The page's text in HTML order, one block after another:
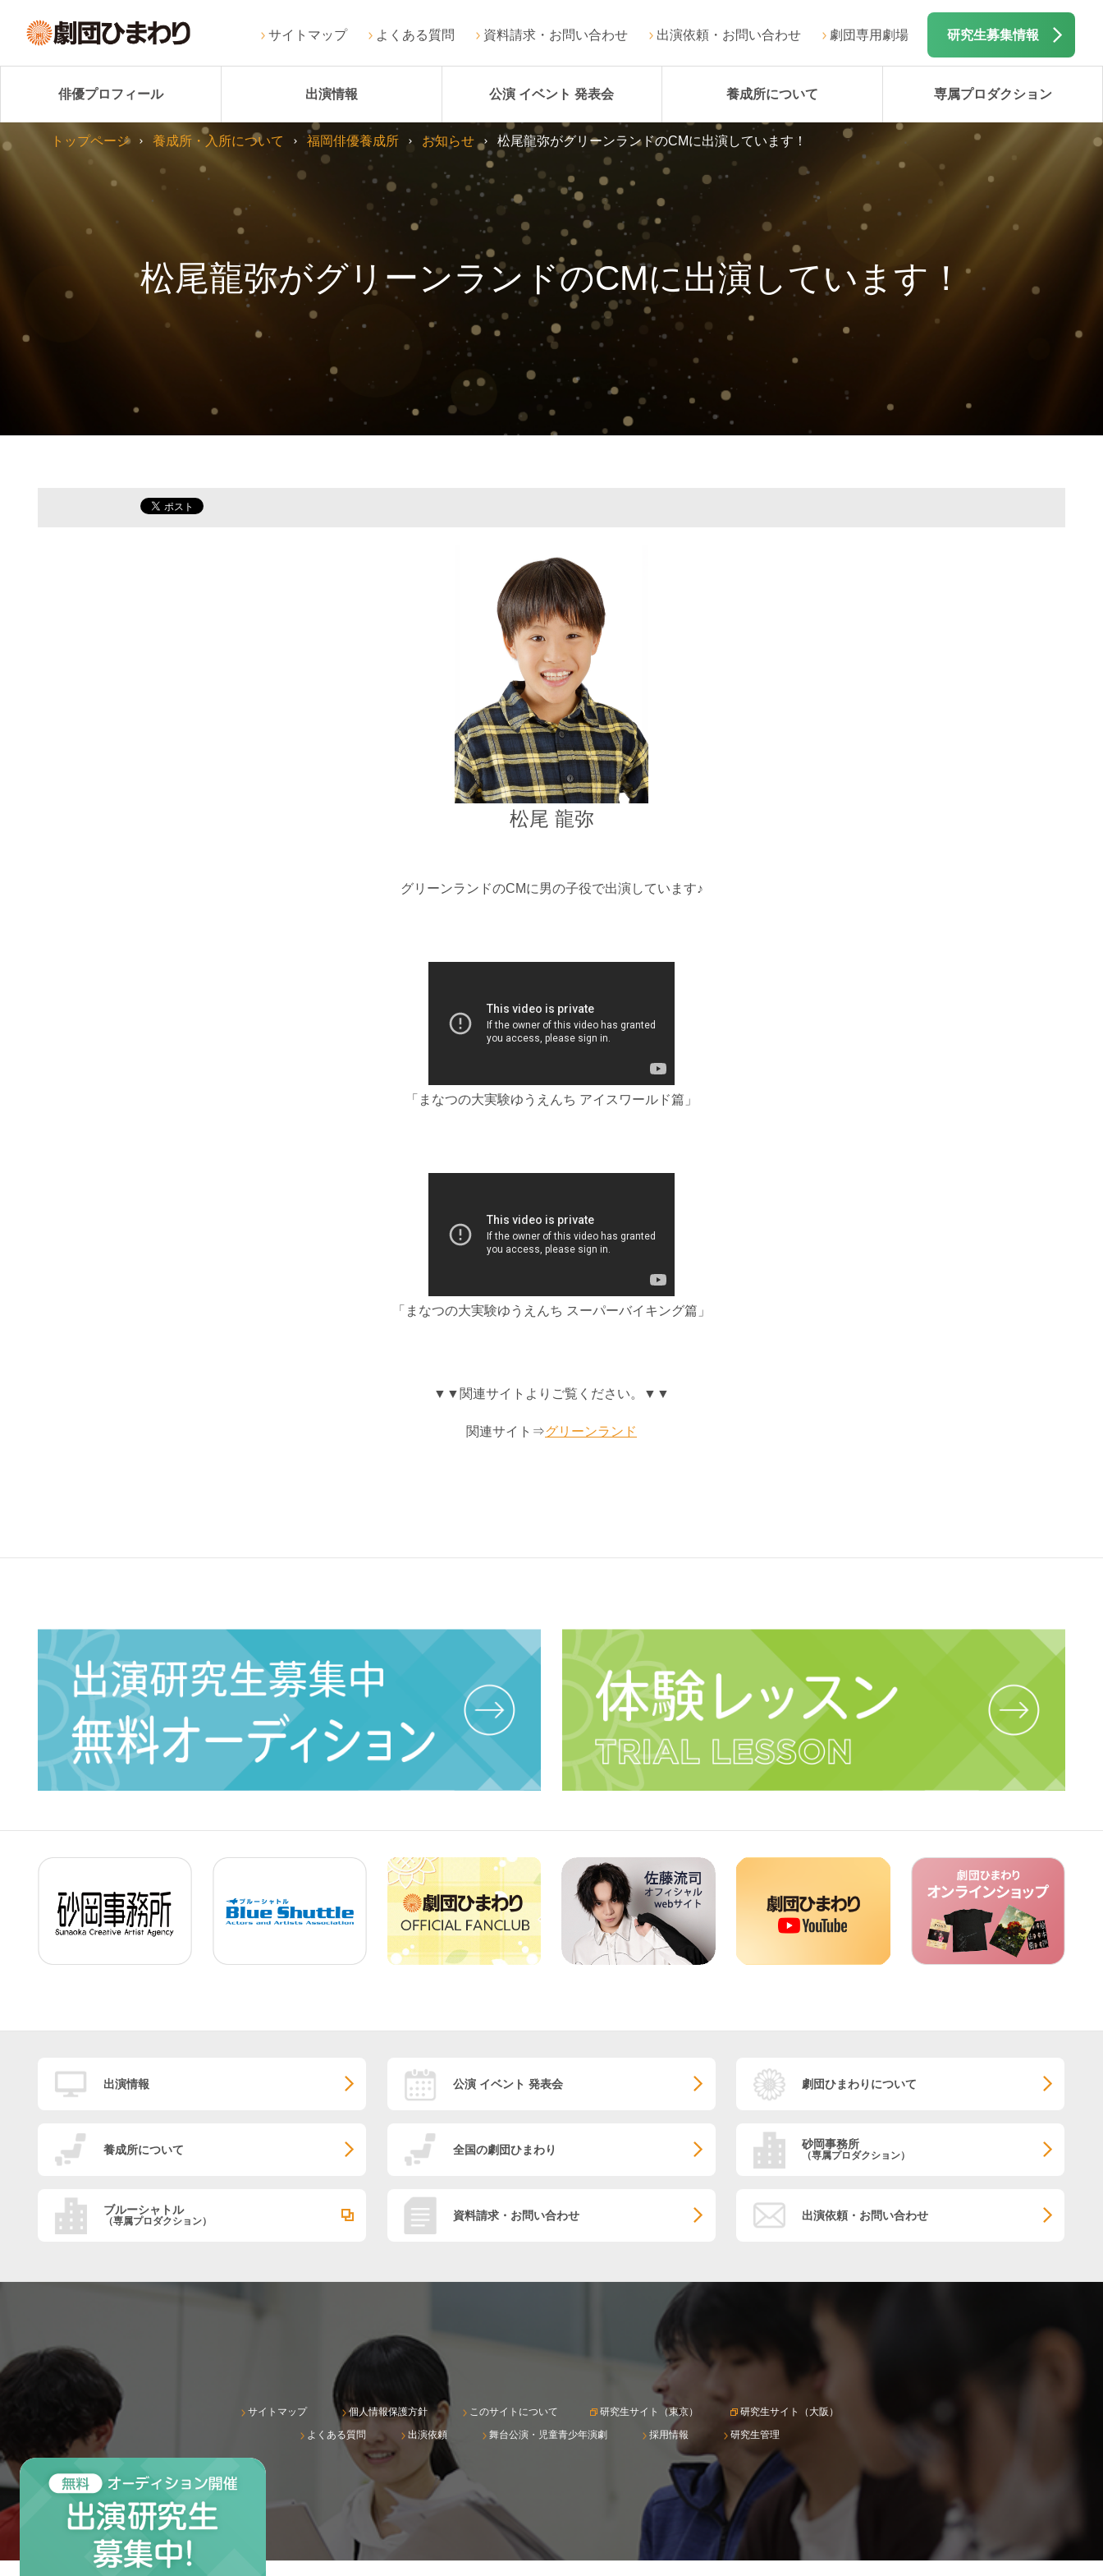
サイトマップ よくある質問 資料請求・お問い合わせ 出演依頼・お問い合わせ 劇団専用劇場 研究生募集情報
俳優プロフィール 出演情報 公演 イベント 発表会 養成所について 専属プロダクション
松尾龍弥がグリーンランドのCMに出演しています！
トップページ 養成所・入所について 福岡俳優養成所 お知らせ 松尾龍弥がグリーンランドのCMに出演しています！
松尾 龍弥
グリーンランドのCMに男の子役で出演しています♪
「まなつの大実験ゆうえんち アイスワールド篇」
「まなつの大実験ゆうえんち スーパーバイキング篇」
▼▼関連サイトよりご覧ください。▼▼
関連サイト⇒グリーンランド
出演情報 公演 イベント 発表会 劇団ひまわりについて
養成所について 全国の劇団ひまわり 砂岡事務所
（専属プロダクション）
ブルーシャトル
（専属プロダクション） 資料請求・お問い合わせ 出演依頼・お問い合わせ
サイトマップ 個人情報保護方針 このサイトについて 研究生サイト（東京）
研究生サイト（大阪）
よくある質問
出演依頼 舞台公演・児童青少年演劇 採用情報 研究生管理